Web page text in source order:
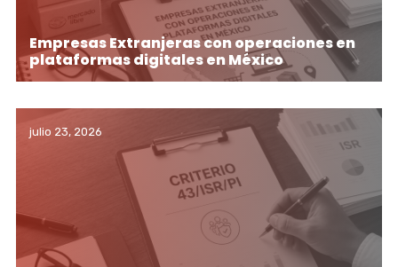
Empresas Extranjeras con operaciones en
plataformas digitales en México
julio 23, 2026